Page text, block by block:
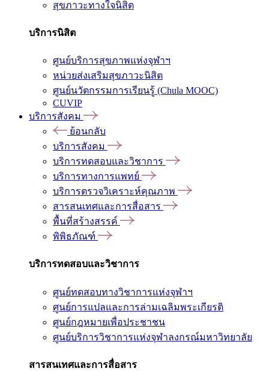
สุขภาวะทางใจนิสิต
บริการนิสิต
ศูนย์บริการสุขภาพแห่งจุฬาฯ
หน่วยส่งเสริมสุขภาวะนิสิต
ศูนย์นวัตกรรมการเรียนรู้ (Chula MOOC)
CUVIP
บริการสังคม
ย้อนกลับ
บริการสังคม
บริการทดสอบและวิชาการ
บริการทางการแพทย์
บริการตรวจวิเคราะห์คุณภาพ
สารสนเทศและการสื่อสาร
พื้นที่สร้างสรรค์
พิพิธภัณฑ์
บริการทดสอบและวิชาการ
ศูนย์ทดสอบทางวิชาการแห่งจุฬาฯ
ศูนย์การแปลและการล่ามเฉลิมพระเกียรติ
ศูนย์กฎหมายเพื่อประชาชน
ศูนย์บริการวิชาการแห่งจุฬาลงกรณ์มหาวิทยาลัย
สารสนเทศและการสื่อสาร